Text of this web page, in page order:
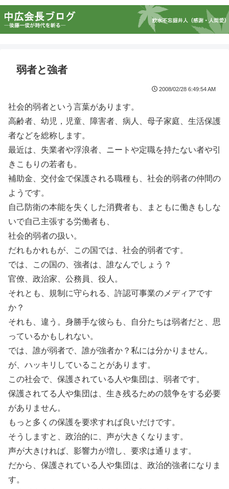
弱者と強者
2008/02/28 6:49:54 AM
社会的弱者という言葉があります。
高齢者、幼児，児童、障害者、病人、母子家庭、生活保護
者などを総称します。
最近は、失業者や浮浪者、ニートや定職を持たない者や引
きこもりの若者も。
補助金、交付金で保護される職種も、社会的弱者の仲間の
ようです。
自己防衛の本能を失くした消費者も、まともに働きもしな
いで自己主張する労働者も、
社会的弱者の扱い。
だれもかれもが、この国では、社会的弱者です。
では、この国の、強者は、誰なんでしょう？
官僚、政治家、公務員、役人。
それとも、規制に守られる、許認可事業のメディアです
か？
それも、違う。身勝手な彼らも、自分たちは弱者だと、思
っているかもしれない。
では、誰が弱者で、誰が強者か？私には分かりません。
が、ハッキリしていることがあります。
この社会で、保護されている人や集団は、弱者です。
保護されてる人や集団は、生き残るための競争をする必要
がありません。
もっと多くの保護を要求すれば良いだけです。
そうしますと、政治的に、声が大きくなります。
声が大きければ、影響力が増し、要求は通ります。
だから、保護されている人や集団は、政治的強者になりま
す。